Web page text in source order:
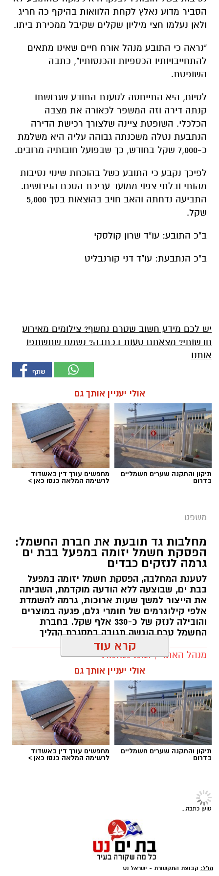
הסביר מדוע נאלץ לקחת הלוואות בהיקף כה חריג
ולאן נעלמו חצי מיליון שקלים שקיבל ממכירת ביתו.
"נראה כי התובע מנהל אורח חיים שאינו מתאים
להתחייבויותיו הכספיות והכנסותיו", כתבה
השופטת.
לסיום, היא התייחסה לטענת התובע שגרושתו
קנתה דירה וזה המשפר לכאורה את מצבה
הכלכלי. השופטת ציינה שלצורך רכישת הדירה
הנתבעת נטלה משכנתה גבוהה עליה היא משלמת
כ-7,000 שקל בחודש, כך שבפועל חובותיה מרובים
.
לפיכך נקבע כי התובע כשל בהוכחת שינוי נסיבות
מהותי ובלתי צפוי ממועד עריכת הסכם הגירושים.
התביעה נדחתה והאב חויב בהוצאות בסך 5,000
שקל.
ב"כ התובע: עו"ד שרון קולסקי
ב"כ הנתבעת: עו"ד דני קורנבליט
יש לכם מידע חשוב שטרם נחשף? צילומים מאירוע
חדשותי? מצאתם טעות בכתבה? נשמח שתשתפו
אותנו
אולי יעניין אותך גם
תיקון והתקנה שערים חשמליים
בדרום
מחפשים עורך דין באשדוד
לרשימה המלאה כנסו כאן >
משפט
מחלבות גד תובעת את חברת החשמל:
הפסקת חשמל יזומה במפעל בבת ים
גרמה לנזקים כבדים
לטענת המחלבה, הפסקת חשמל יזומה במפעל
בבת ים, שבוצעה ללא הודעה מוקדמת, השביתה
את הייצור למשך שעות ארוכות, גרמה להשמדת
אלפי קילוגרמים של חומרי גלם, פגעה במוצרים
והובילה לנזק של כ-330 אלף שקל. בחברת
החשמל טרם הוגשה תגובה במסגרת ההליך
מנהל האתר / 10:27 14.07.26
תגים:חברת החשמל, הפסקת חשמל יזומה,
מחלבות גד בבת ים
קרא עוד
אולי יעניין אותך גם
תיקון והתקנה שערים חשמליים
בדרום
מחפשים עורך דין באשדוד
לרשימה המלאה כנסו כאן >
משפט
בית המשפט שלל את אזרחותו של
אדם אשר התקבלה על בסיס מידע
כוזב בנוגע לעברו הפלילי
רשות האוכלוסין וההגירה באמצעות עו"ד שיראל
בן הרוש מפרקליטות מחוז דרום (אזרחי) הגישה